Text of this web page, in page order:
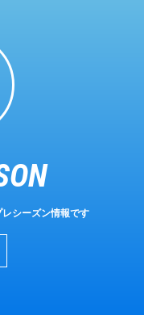
シーズン情報です